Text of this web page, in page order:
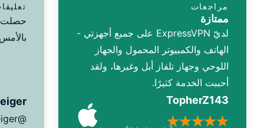
مراجعات
ممتازة
لديّ ExpressVPN على جميع أجهزتي -
الهاتف والكمبيوتر المحمول والجهاز
اللوحي وجهاز تلفاز أبل وغيرها، ولقد
أحببت الخدمة كثيرًا.
TopherZ143
@D_Geiger